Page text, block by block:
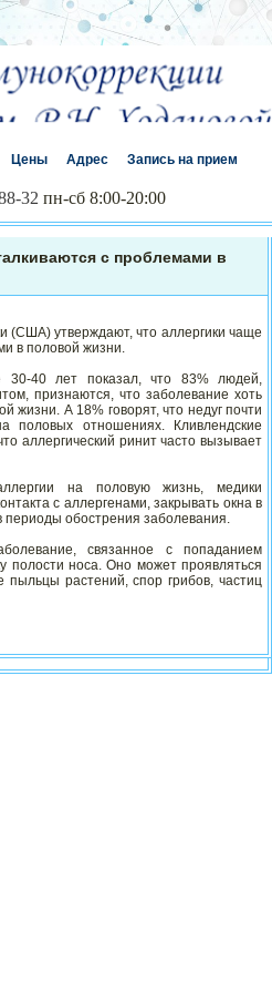
Цены Адрес Запись на прием
32 пн-сб 8:00-20:00
с проблемами в
(США) утверждают, что аллергики чаще
в половой жизни.
30-40 лет показал, что 83% людей,
признаются, что заболевание хоть
жизни. А 18% говорят, что недуг почти
половых отношениях. Кливлендские
аллергический ринит часто вызывает
на половую жизнь, медики
с аллергенами, закрывать окна в
периоды обострения заболевания.
связанное с попаданием
полости носа. Оно может проявляться
пыльцы растений, спор грибов, частиц